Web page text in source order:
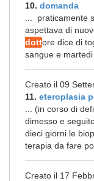
10. domanda
... praticamente
aspettava di
dottore dice di
sangue e martedi
Creato il 09
11. eteroplasia
... (in corso di
dimesso e
dieci giorni le
terapia da fare
Creato il 17